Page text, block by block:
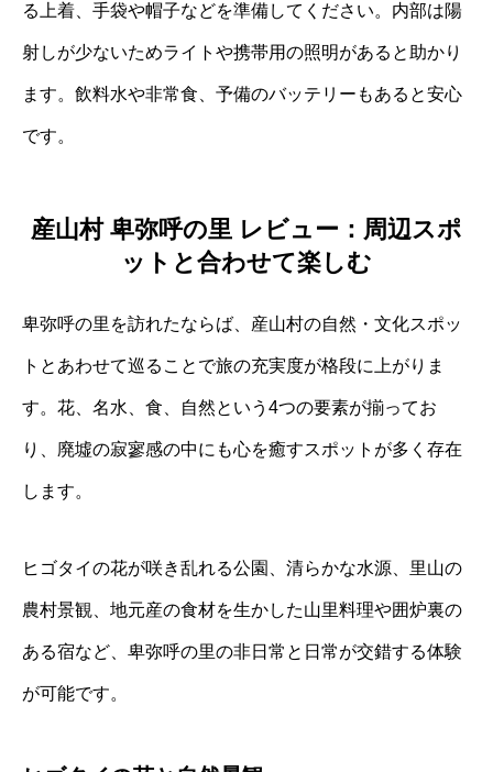
る上着、手袋や帽子などを準備してください。内部は陽
射しが少ないためライトや携帯用の照明があると助かり
ます。飲料水や非常食、予備のバッテリーもあると安心
です。
産山村 卑弥呼の里 レビュー：周辺スポ
ットと合わせて楽しむ
卑弥呼の里を訪れたならば、産山村の自然・文化スポッ
トとあわせて巡ることで旅の充実度が格段に上がりま
す。花、名水、食、自然という4つの要素が揃ってお
り、廃墟の寂寥感の中にも心を癒すスポットが多く存在
します。
ヒゴタイの花が咲き乱れる公園、清らかな水源、里山の
農村景観、地元産の食材を生かした山里料理や囲炉裏の
ある宿など、卑弥呼の里の非日常と日常が交錯する体験
が可能です。